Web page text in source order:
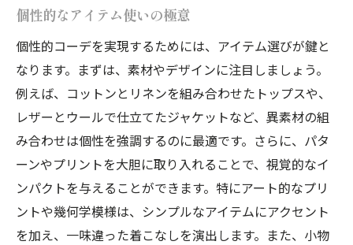
個性的なアイテム使いの極意
個性的コーデを実現するためには、アイテム選びが鍵と
なります。まずは、素材やデザインに注目しましょう。
例えば、コットンとリネンを組み合わせたトップスや、
レザーとウールで仕立てたジャケットなど、異素材の組
み合わせは個性を強調するのに最適です。さらに、パタ
ーンやプリントを大胆に取り入れることで、視覚的なイ
ンパクトを与えることができます。特にアート的なプリ
ントや幾何学模様は、シンプルなアイテムにアクセント
を加え、一味違った着こなしを演出します。また、小物